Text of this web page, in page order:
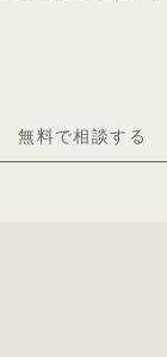
無料で相談する